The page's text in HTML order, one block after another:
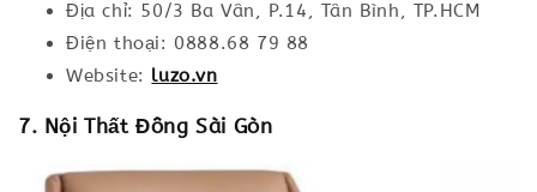
Địa chỉ: 50/3 Ba Vân, P.14, Tân Bình, TP.HCM
Điện thoại: 0888.68 79 88
Website: luzo.vn
7. Nội Thất Đông Sài Gòn